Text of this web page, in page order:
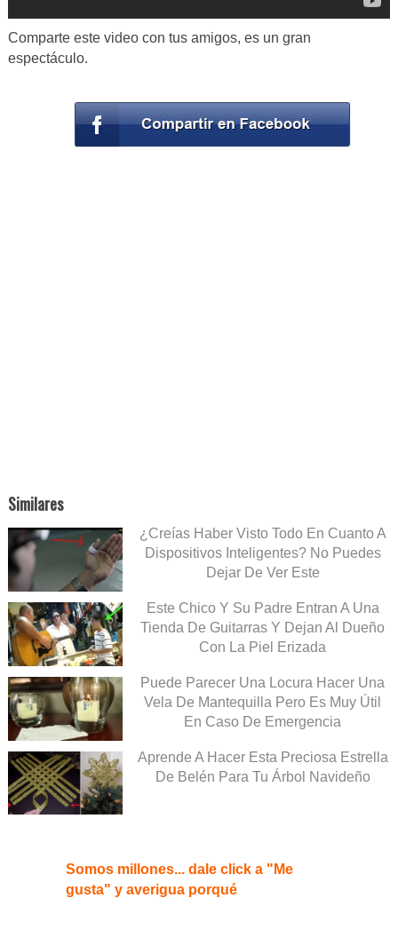
Comparte este video con tus amigos, es un gran
espectáculo.
Similares
¿Creías Haber Visto Todo En Cuanto A
Dispositivos Inteligentes? No Puedes
Dejar De Ver Este
Este Chico Y Su Padre Entran A Una
Tienda De Guitarras Y Dejan Al Dueño
Con La Piel Erizada
Puede Parecer Una Locura Hacer Una
Vela De Mantequilla Pero Es Muy Útil
En Caso De Emergencia
Aprende A Hacer Esta Preciosa Estrella
De Belén Para Tu Árbol Navideño
Somos millones... dale click a "Me
gusta" y averigua porqué